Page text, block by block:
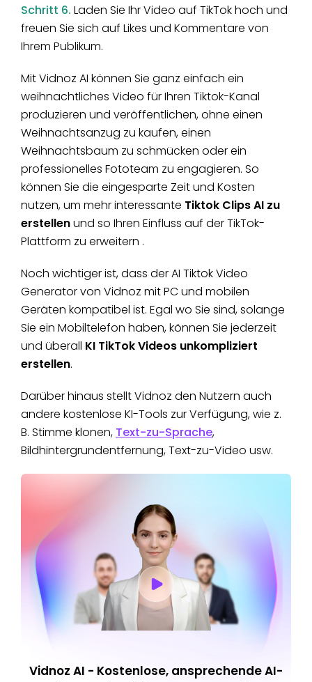
Schritt 6. Laden Sie Ihr Video auf TikTok hoch und
freuen Sie sich auf Likes und Kommentare von
Ihrem Publikum.
Mit Vidnoz AI können Sie ganz einfach ein
weihnachtliches Video für Ihren Tiktok-Kanal
produzieren und veröffentlichen, ohne einen
Weihnachtsanzug zu kaufen, einen
Weihnachtsbaum zu schmücken oder ein
professionelles Fototeam zu engagieren. So
können Sie die eingesparte Zeit und Kosten
nutzen, um mehr interessante Tiktok Clips AI zu
erstellenund so Ihren Einfluss auf der TikTok-
Plattform zu erweitern .
Noch wichtiger ist, dass der AI Tiktok Video
Generator von Vidnoz mit PC und mobilen
Geräten kompatibel ist. Egal wo Sie sind, solange
Sie ein Mobiltelefon haben, können Sie jederzeit
und überall KI TikTok Videos unkompliziert
erstellen.
Darüber hinaus stellt Vidnoz den Nutzern auch
andere kostenlose KI-Tools zur Verfügung, wie z.
B. Stimme klonen, Text-zu-Sprache,
Bildhintergrundentfernung, Text-zu-Video usw.
Vidnoz AI - Kostenlose, ansprechende AI-